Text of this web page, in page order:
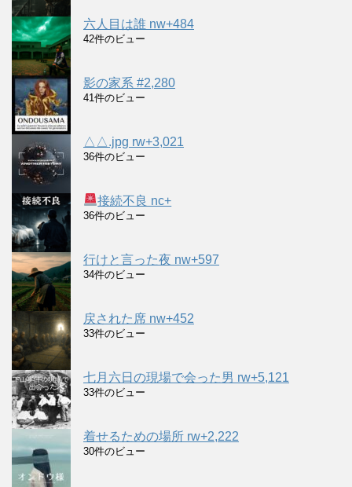
六人目は誰 nw+484
42件のビュー
影の家系 #2,280
41件のビュー
△△.jpg rw+3,021
36件のビュー
接続不良 nc+
36件のビュー
行けと言った夜 nw+597
34件のビュー
戻された席 nw+452
33件のビュー
七月六日の現場で会った男 rw+5,121
33件のビュー
着せるための場所 rw+2,222
30件のビュー